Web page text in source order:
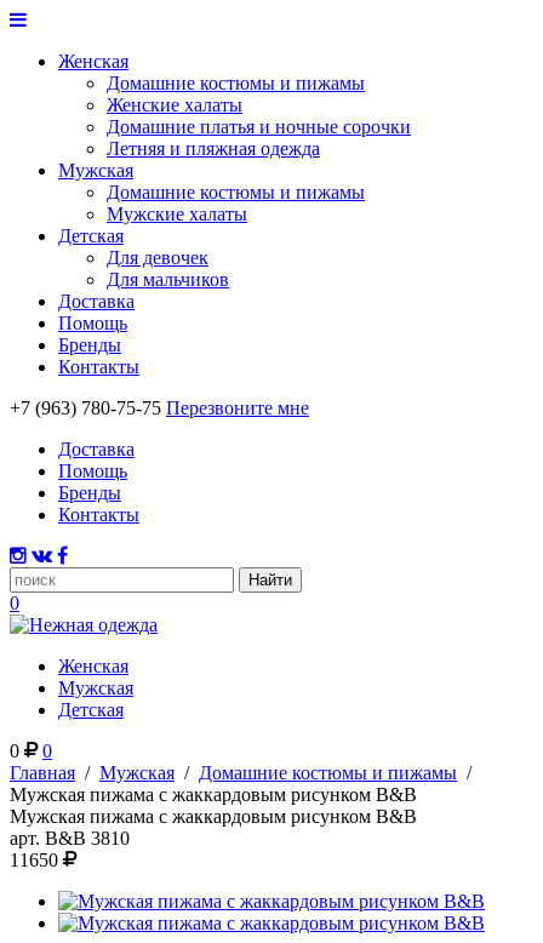
Женская
Домашние костюмы и пижамы
Женские халаты
Домашние платья и ночные сорочки
Летняя и пляжная одежда
Мужская
Домашние костюмы и пижамы
Мужские халаты
Детская
Для девочек
Для мальчиков
Доставка
Помощь
Бренды
Контакты
+7 (963) 780-75-75 Перезвоните мне
Доставка
Помощь
Бренды
Контакты
0
Женская
Мужская
Детская
0
0
Главная / Мужская / Домашние костюмы и пижамы /
Мужская пижама с жаккардовым рисунком B&B
Мужская пижама с жаккардовым рисунком B&B
арт. B&B 3810
11650